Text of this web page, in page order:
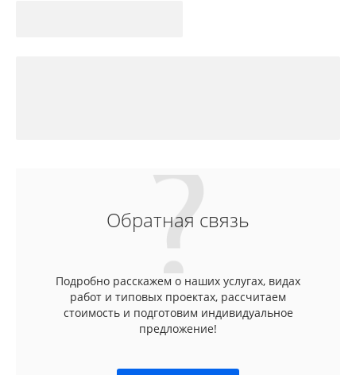
Обратная связь
Подробно расскажем о наших услугах, видах
работ и типовых проектах, рассчитаем
стоимость и подготовим индивидуальное
предложение!